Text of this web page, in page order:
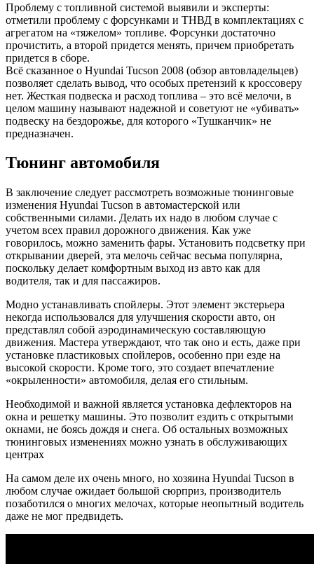
Проблему с топливной системой выявили и эксперты:
отметили проблему с форсунками и ТНВД в комплектациях с
агрегатом на «тяжелом» топливе. Форсунки достаточно
прочистить, а второй придется менять, причем приобретать
придется в сборе.
Всё сказанное о Hyundai Tucson 2008 (обзор автовладельцев)
позволяет сделать вывод, что особых претензий к кроссоверу
нет. Жесткая подвеска и расход топлива – это всё мелочи, в
целом машину называют надежной и советуют не «убивать»
подвеску на бездорожье, для которого «Тушканчик» не
предназначен.
Тюнинг автомобиля
В заключение следует рассмотреть возможные тюнинговые
изменения Hyundai Tucson в автомастерской или
собственными силами. Делать их надо в любом случае с
учетом всех правил дорожного движения. Как уже
говорилось, можно заменить фары. Установить подсветку при
открывании дверей, эта мелочь сейчас весьма популярна,
поскольку делает комфортным выход из авто как для
водителя, так и для пассажиров.
Модно устанавливать спойлеры. Этот элемент экстерьера
некогда использовался для улучшения скорости авто, он
представлял собой аэродинамическую составляющую
движения. Мастера утверждают, что так оно и есть, даже при
установке пластиковых спойлеров, особенно при езде на
высокой скорости. Кроме того, это создает впечатление
«окрыленности» автомобиля, делая его стильным.
Необходимой и важной является установка дефлекторов на
окна и решетку машины. Это позволит ездить с открытыми
окнами, не боясь дождя и снега. Об остальных возможных
тюнинговых изменениях можно узнать в обслуживающих
центрах
На самом деле их очень много, но хозяина Hyundai Tucson в
любом случае ожидает большой сюрприз, производитель
позаботился о многих мелочах, которые неопытный водитель
даже не мог предвидеть.